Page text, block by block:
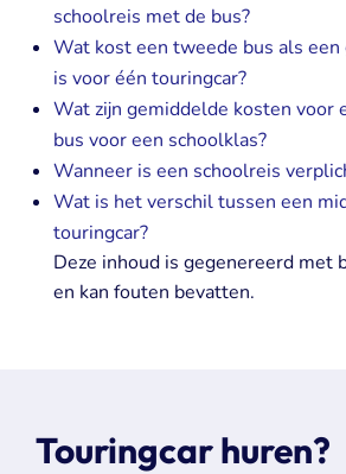
schoolreis met de bus?
Wat kost een tweede bus als
is voor één touringcar?
Wat zijn gemiddelde kosten voor
bus voor een schoolklas?
Wanneer is een schoolreis
Wat is het verschil tussen een
touringcar?
Deze inhoud is gegenereerd met
en kan fouten bevatten.
Touringcar huren?